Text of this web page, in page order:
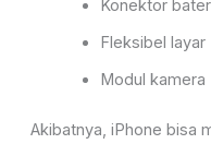
Konektor
Fleksibel layar
Modul kamera
Akibatnya, iPhone bisa